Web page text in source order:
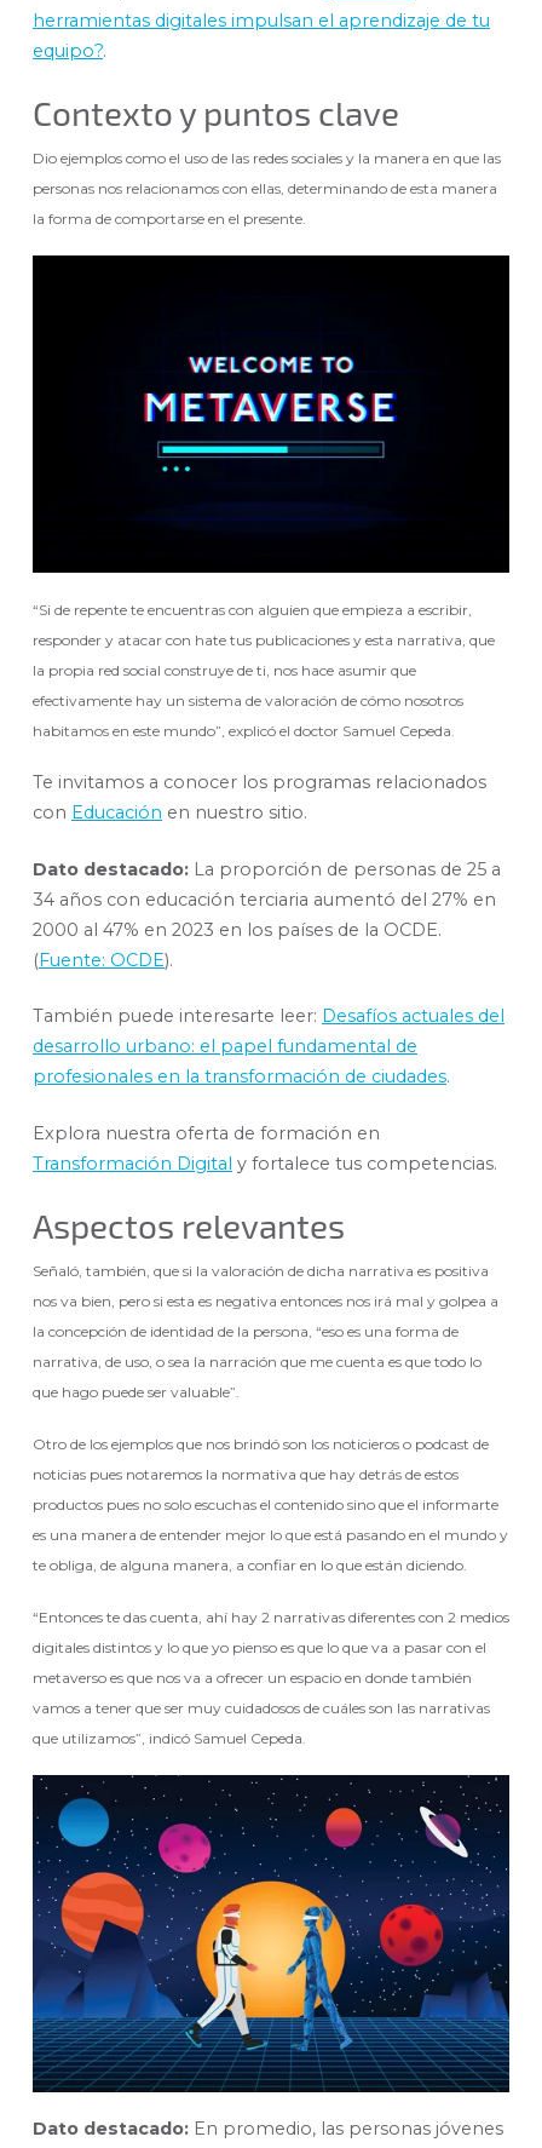
herramientas digitales impulsan el aprendizaje de tu
equipo?.
Contexto y puntos clave
Dio ejemplos como el uso de las redes sociales y la manera en que las
personas nos relacionamos con ellas, determinando de esta manera
la forma de comportarse en el presente.
“Si de repente te encuentras con alguien que empieza a escribir,
responder y atacar con hate tus publicaciones y esta narrativa, que
la propia red social construye de ti, nos hace asumir que
efectivamente hay un sistema de valoración de cómo nosotros
habitamos en este mundo”, explicó el doctor Samuel Cepeda.
Te invitamos a conocer los programas relacionados
con Educación en nuestro sitio.
Dato destacado: La proporción de personas de 25 a
34 años con educación terciaria aumentó del 27% en
2000 al 47% en 2023 en los países de la OCDE.
(Fuente: OCDE).
También puede interesarte leer: Desafíos actuales del
desarrollo urbano: el papel fundamental de
profesionales en la transformación de ciudades.
Explora nuestra oferta de formación en
Transformación Digital y fortalece tus competencias.
Aspectos relevantes
Señaló, también, que si la valoración de dicha narrativa es positiva
nos va bien, pero si esta es negativa entonces nos irá mal y golpea a
la concepción de identidad de la persona, “eso es una forma de
narrativa, de uso, o sea la narración que me cuenta es que todo lo
que hago puede ser valuable”.
Otro de los ejemplos que nos brindó son los noticieros o podcast de
noticias pues notaremos la normativa que hay detrás de estos
productos pues no solo escuchas el contenido sino que el informarte
es una manera de entender mejor lo que está pasando en el mundo y
te obliga, de alguna manera, a confiar en lo que están diciendo.
“Entonces te das cuenta, ahí hay 2 narrativas diferentes con 2 medios
digitales distintos y lo que yo pienso es que lo que va a pasar con el
metaverso es que nos va a ofrecer un espacio en donde también
vamos a tener que ser muy cuidadosos de cuáles son las narrativas
que utilizamos”, indicó Samuel Cepeda.
Dato destacado: En promedio, las personas jóvenes